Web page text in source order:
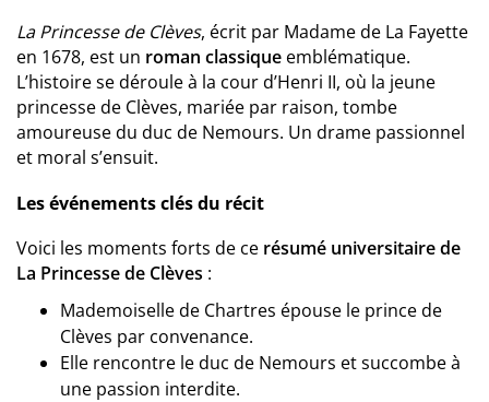
La Princesse de Clèves, écrit par Madame de La Fayette
en 1678, est un roman classique emblématique.
L’histoire se déroule à la cour d’Henri II, où la jeune
princesse de Clèves, mariée par raison, tombe
amoureuse du duc de Nemours. Un drame passionnel
et moral s’ensuit.
Les événements clés du récit
Voici les moments forts de ce résumé universitaire de
La Princesse de Clèves :
Mademoiselle de Chartres épouse le prince de
Clèves par convenance.
Elle rencontre le duc de Nemours et succombe à
une passion interdite.